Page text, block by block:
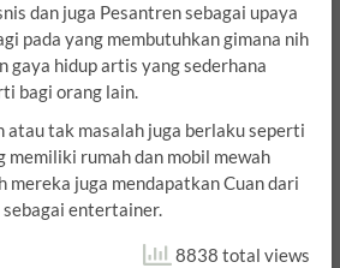
dan juga Pesantren sebagai upaya
pada yang membutuhkan gimana nih
gaya hidup artis yang sederhana
bagi orang lain.
atau tak masalah juga berlaku seperti
memiliki rumah dan mobil mewah
mereka juga mendapatkan Cuan dari
entertainer.
8838 total views